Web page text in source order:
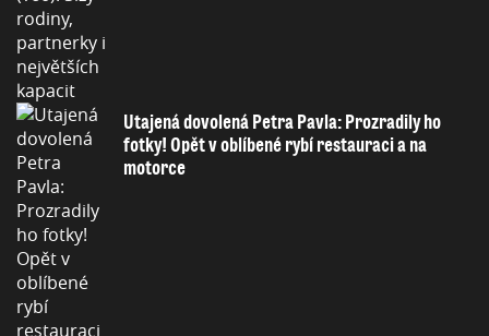
Utajená dovolená Petra Pavla: Prozradily ho
fotky! Opět v oblíbené rybí restauraci a na
motorce